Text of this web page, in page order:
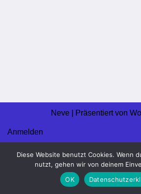
Neve | Präsentiert von
Anmelden
© 2026 Ratinger Schachklub 1950 e.V.
Diese Website benutzt Cookies. Wenn
nutzt, gehen wir von deinem
OK